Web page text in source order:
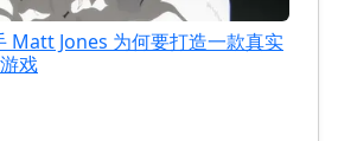
Matt Jones 为何要打造一款真实
戏